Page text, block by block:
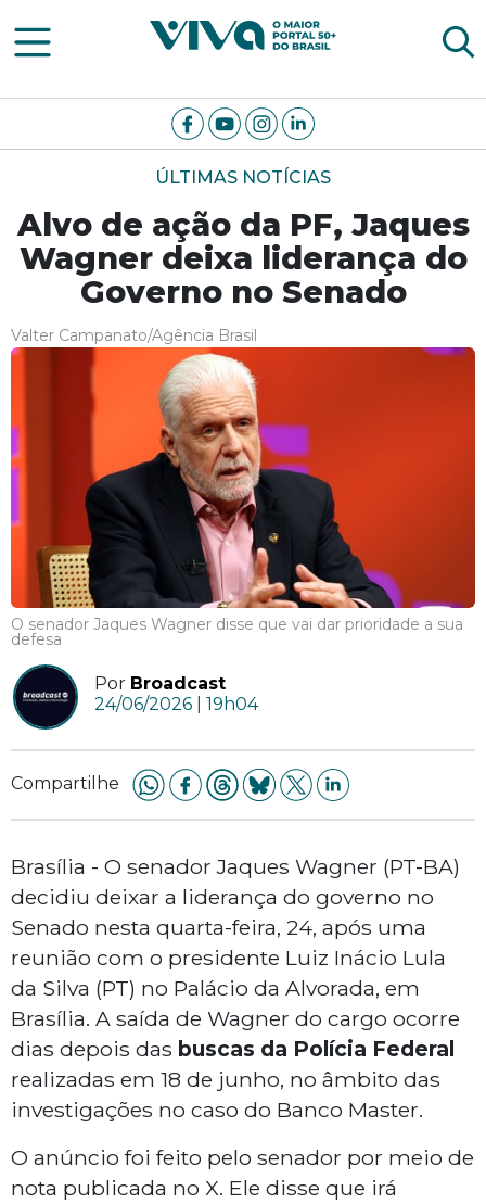
Viva Notícias
ÚLTIMAS NOTÍCIAS
Alvo de ação da PF, Jaques
Wagner deixa liderança do
Governo no Senado
Valter Campanato/Agência Brasil
O senador Jaques Wagner disse que vai dar prioridade a sua
defesa
Por Broadcast
24/06/2026 | 19h04
Compartilhe
Brasília - O senador Jaques Wagner (PT-BA)
decidiu deixar a liderança do governo no
Senado nesta quarta-feira, 24, após uma
reunião com o presidente Luiz Inácio Lula
da Silva (PT) no Palácio da Alvorada, em
Brasília. A saída de Wagner do cargo ocorre
dias depois das buscas da Polícia Federal
realizadas em 18 de junho, no âmbito das
investigações no caso do Banco Master.
O anúncio foi feito pelo senador por meio de
nota publicada no X. Ele disse que irá